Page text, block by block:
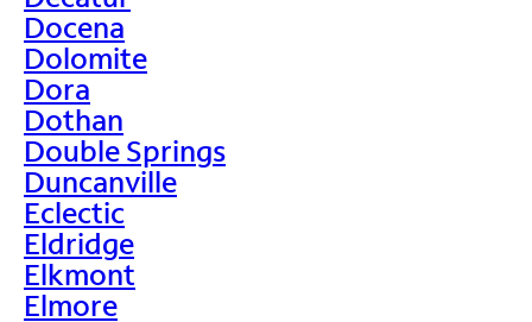
Docena
Dolomite
Dora
Dothan
Double Springs
Duncanville
Eclectic
Eldridge
Elkmont
Elmore